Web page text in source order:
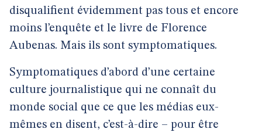
disqualifient évidemment pas tous et encore
moins l’enquête et le livre de Florence
Aubenas. Mais ils sont symptomatiques.
Symptomatiques d’abord d’une certaine
culture journalistique qui ne connaît du
monde social que ce que les médias eux-
mêmes en disent, c’est-à-dire – pour être